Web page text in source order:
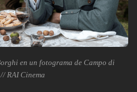
en un fotograma de Campo di
RAI Cinema